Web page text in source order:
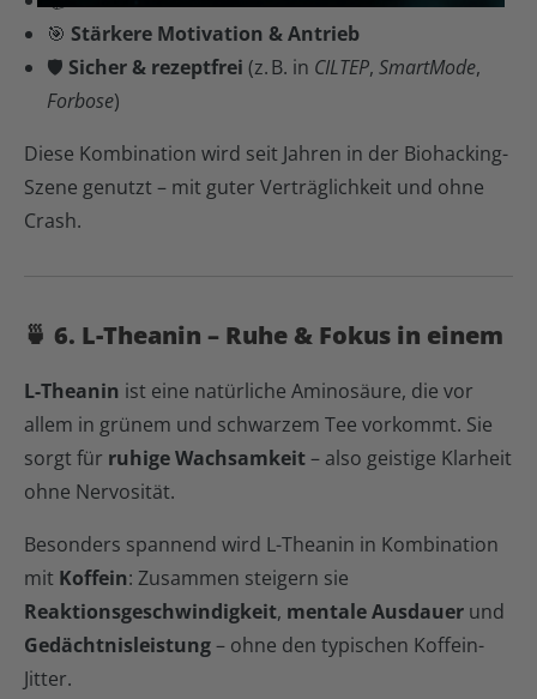
🎯 Stärkere Motivation & Antrieb
🛡 Sicher & rezeptfrei (z. B. in CILTEP,SmartMode,
Forbose)
Diese Kombination wird seit Jahren in der Biohacking-
Szene genutzt – mit guter Verträglichkeit und ohne
Crash.
🍵 6. L-Theanin – Ruhe & Fokus in einem
L-Theanin ist eine natürliche Aminosäure, die vor
allem in grünem und schwarzem Tee vorkommt. Sie
sorgt für ruhige Wachsamkeit– also geistige Klarheit
ohne Nervosität.
Besonders spannend wird L-Theanin in Kombination
mit Koffein: Zusammen steigern sie
Reaktionsgeschwindigkeit, mentale Ausdauer und
Gedächtnisleistung– ohne den typischen Koffein-
Jitter.